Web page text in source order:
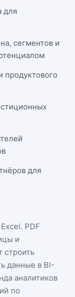
для
сегментов и
продуктового
для
. PDF
и
строить
данные в BI-
аналитиков
по